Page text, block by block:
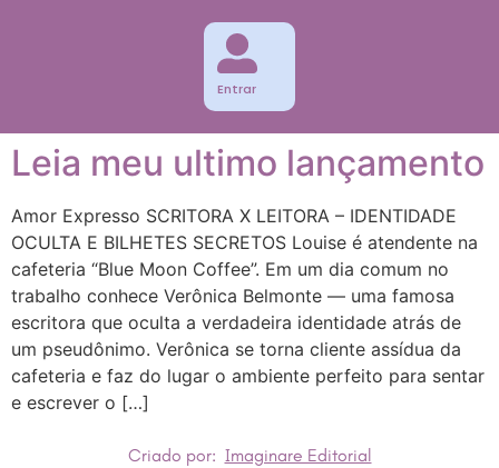
Entrar
Leia meu ultimo lançamento
Amor Expresso SCRITORA X LEITORA – IDENTIDADE
OCULTA E BILHETES SECRETOS Louise é atendente na
cafeteria “Blue Moon Coffee”. Em um dia comum no
trabalho conhece Verônica Belmonte — uma famosa
escritora que oculta a verdadeira identidade atrás de
um pseudônimo. Verônica se torna cliente assídua da
cafeteria e faz do lugar o ambiente perfeito para sentar
e escrever o […]
Criado por: Imaginare Editorial